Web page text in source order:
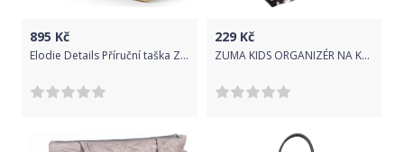
895 Kč
Elodie Details Příruční taška Zipn´ Go Alcantara
229 Kč
ZUMA KIDS ORGANIZÉR NA KOČÁREK ZIGZAG